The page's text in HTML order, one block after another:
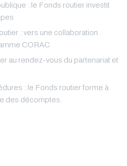
: le Fonds routier investit
: vers une collaboration
CORAC
au rendez-vous du partenariat et
: le Fonds routier forme à
des décomptes.